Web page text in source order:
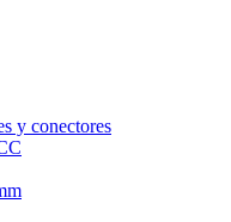
y conectores